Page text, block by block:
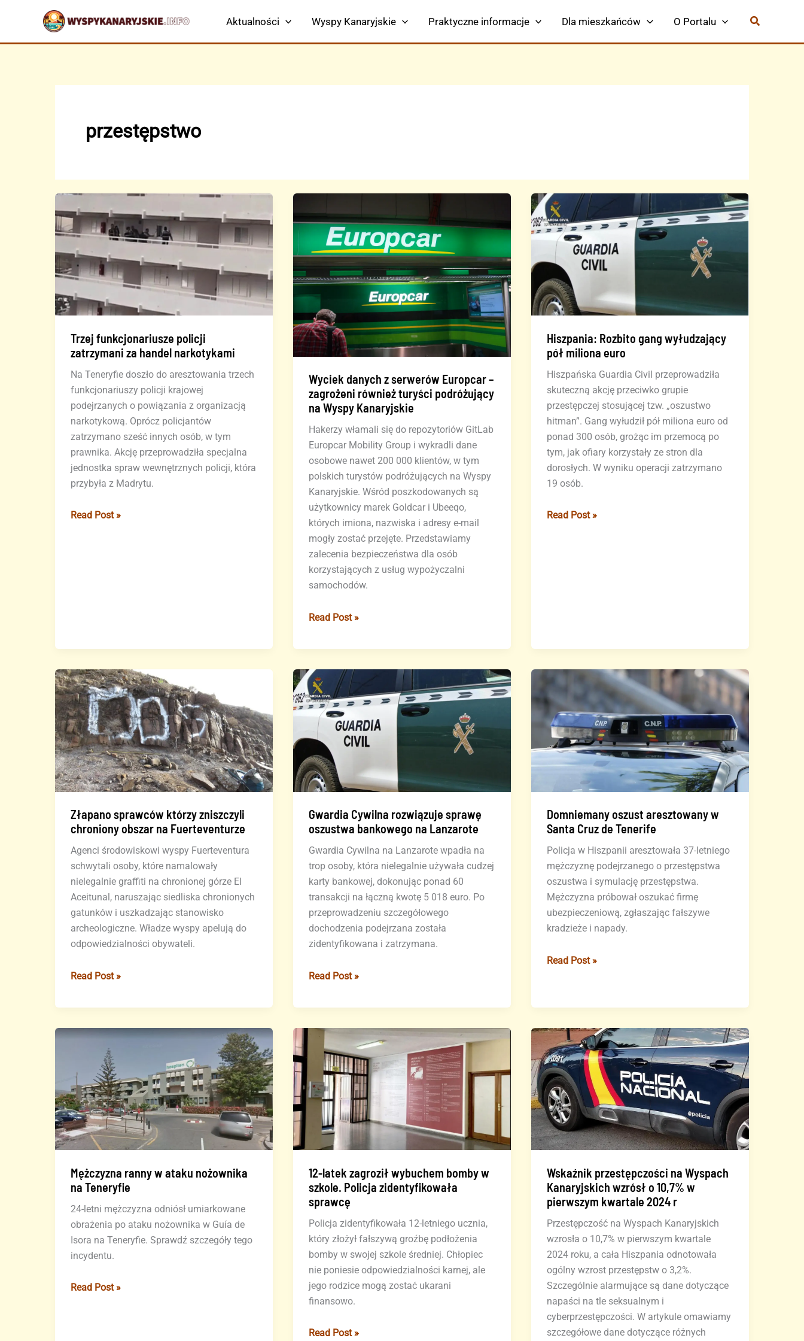
treści
Aktualności Wyspy Kanaryjskie Praktyczne informacje Dla mieszkańców O Portalu
przestępstwo
Trzej funkcjonariusze policji
zatrzymani za handel narkotykami
Na Teneryfie doszło do aresztowania trzech
funkcjonariuszy policji krajowej
podejrzanych o powiązania z organizacją
narkotykową. Oprócz policjantów
zatrzymano sześć innych osób, w tym
prawnika. Akcję przeprowadziła specjalna
jednostka spraw wewnętrznych policji, która
przybyła z Madrytu.
Trzej
Read Post »
Wyciek danych z serwerów Europcar –
zagrożeni również turyści podróżujący
na Wyspy Kanaryjskie
Hakerzy włamali się do repozytoriów GitLab
Europcar Mobility Group i wykradli dane
osobowe nawet 200 000 klientów, w tym
polskich turystów podróżujących na Wyspy
Kanaryjskie. Wśród poszkodowanych są
użytkownicy marek Goldcar i Ubeeqo,
których imiona, nazwiska i adresy e-mail
mogły zostać przejęte. Przedstawiamy
zalecenia bezpieczeństwa dla osób
korzystających z usług wypożyczalni
samochodów.
Wyciek
z
Europcar
–
zagrożeni
również
turyści
podróżujący
na
Wyspy
Read Post »
Hiszpania: Rozbito gang wyłudzający
pół miliona euro
Hiszpańska Guardia Civil przeprowadziła
skuteczną akcję przeciwko grupie
przestępczej stosującej tzw. „oszustwo
hitman”. Gang wyłudził pół miliona euro od
ponad 300 osób, grożąc im przemocą po
tym, jak ofiary korzystały ze stron dla
dorosłych. W wyniku operacji zatrzymano
19 osób.
Hiszpania:
Read Post »
Złapano sprawców którzy zniszczyli
chroniony obszar na Fuerteventurze
Agenci środowiskowi wyspy Fuerteventura
schwytali osoby, które namalowały
nielegalnie graffiti na chronionej górze El
Aceitunal, naruszając siedliska chronionych
gatunków i uszkadzając stanowisko
archeologiczne. Władze wyspy apelują do
odpowiedzialności obywateli.
Złapano
którzy
chroniony
Fuerteventurze
Read Post »
Gwardia Cywilna rozwiązuje sprawę
oszustwa bankowego na Lanzarote
Gwardia Cywilna na Lanzarote wpadła na
trop osoby, która nielegalnie używała cudzej
karty bankowej, dokonując ponad 60
transakcji na łączną kwotę 5 018 euro. Po
przeprowadzeniu szczegółowego
dochodzenia podejrzana została
zidentyfikowana i zatrzymana.
Gwardia
rozwiązuje
oszustwa
bankowego
Lanzarote
Read Post »
Domniemany oszust aresztowany w
Santa Cruz de Tenerife
Policja w Hiszpanii aresztowała 37-letniego
mężczyznę podejrzanego o przestępstwa
oszustwa i symulację przestępstwa.
Mężczyzna próbował oszukać firmę
ubezpieczeniową, zgłaszając fałszywe
kradzieże i napady.
Domniemany
w
Cruz
de
Tenerife
Read Post »
Mężczyzna ranny w ataku nożownika
na Teneryfie
24-letni mężczyzna odniósł umiarkowane
obrażenia po ataku nożownika w Guía de
Isora na Teneryfie. Sprawdź szczegóły tego
incydentu.
Mężczyzna
Read Post »
12-latek zagroził wybuchem bomby w
szkole. Policja zidentyfikowała
sprawcę
Policja zidentyfikowała 12-letniego ucznia,
który złożył fałszywą groźbę podłożenia
bomby w swojej szkole średniej. Chłopiec
nie poniesie odpowiedzialności karnej, ale
jego rodzice mogą zostać ukarani
finansowo.
12-
Read Post »
Wskaźnik przestępczości na Wyspach
Kanaryjskich wzrósł o 10,7% w
pierwszym kwartale 2024 r
Przestępczość na Wyspach Kanaryjskich
wzrosła o 10,7% w pierwszym kwartale
2024 roku, a cała Hiszpania odnotowała
ogólny wzrost przestępstw o 3,2%.
Szczególnie alarmujące są dane dotyczące
napaści na tle seksualnym i
cyberprzestępczości. W artykule omawiamy
szczegółowe dane dotyczące różnych